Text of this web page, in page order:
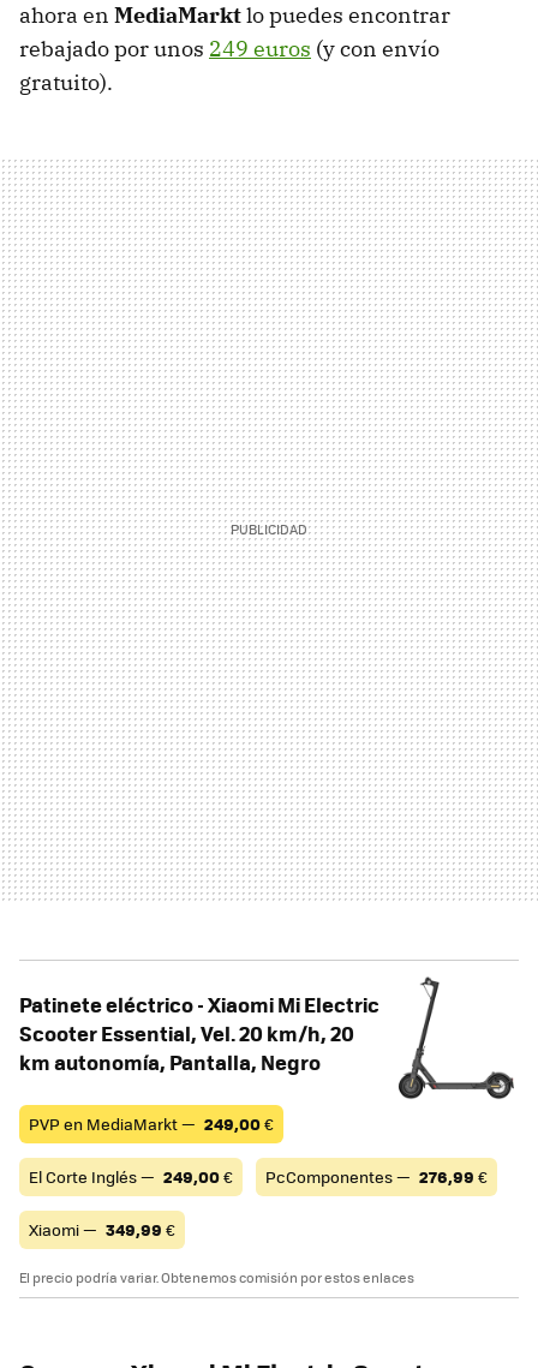
ahora en MediaMarktlo puedes encontrar
rebajado por unos 249 euros (y con envío
gratuito).
Patinete eléctrico - Xiaomi Mi Electric
Scooter Essential, Vel. 20 km/h, 20
km autonomía, Pantalla, Negro
PVP en MediaMarkt — 249,00€
El Corte Inglés — 249,00€ PcComponentes — 276,99 €
Xiaomi — 349,99 €
El precio podría variar. Obtenemos comisión por estos enlaces